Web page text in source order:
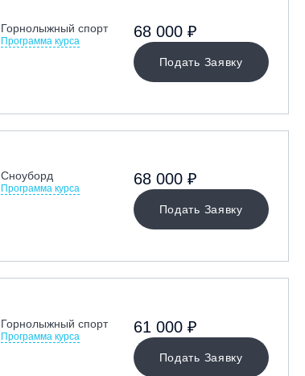
Горнолыжный спорт
Программа курса
Подать Заявку
68 000 ₽
Сноуборд
Программа курса
Подать Заявку
68 000 ₽
Горнолыжный спорт
Программа курса
Подать Заявку
61 000 ₽